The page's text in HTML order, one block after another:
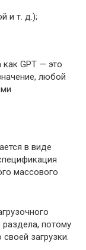
и т. д.);
как GPT — это
любой
в виде
массового
потому
загрузки.